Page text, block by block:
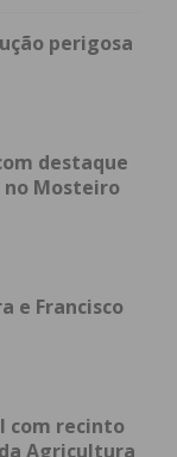
e pelo
de
da vida e da
para
em
2017, tem
na
perigosa
destaque
no Mosteiro
e Francisco
com recinto
Agricultura